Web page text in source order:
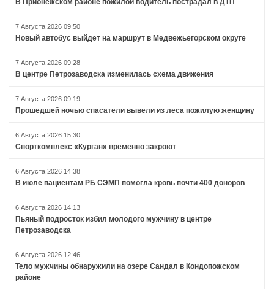
В Прионежском районе пожилой водитель пострадал в ДТП
7 Августа 2026 09:50
Новый автобус выйдет на маршрут в Медвежьегорском округе
7 Августа 2026 09:28
В центре Петрозаводска изменилась схема движения
7 Августа 2026 09:19
Прошедшей ночью спасатели вывели из леса пожилую женщину
6 Августа 2026 15:30
Спорткомплекс «Курган» временно закроют
6 Августа 2026 14:38
В июле пациентам РБ СЭМП помогла кровь почти 400 доноров
6 Августа 2026 14:13
Пьяный подросток избил молодого мужчину в центре
Петрозаводска
6 Августа 2026 12:46
Тело мужчины обнаружили на озере Сандал в Кондопожском
районе